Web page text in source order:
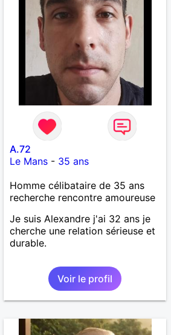
A.72
Le Mans- 35 ans
Homme célibataire de 35 ans
recherche rencontre amoureuse
Je suis Alexandre j'ai 32 ans je
cherche une relation sérieuse et
durable.
Voir le profil